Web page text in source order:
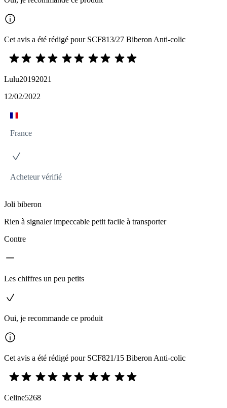
Cet avis a été rédigé pour SCF813/27 Biberon Anti-colic
Lulu20192021
12/02/2022
France
Acheteur vérifié
Joli biberon
Rien à signaler impeccable petit facile à transporter
Contre
Les chiffres un peu petits
Oui, je recommande ce produit
Cet avis a été rédigé pour SCF821/15 Biberon Anti-colic
Celine5268